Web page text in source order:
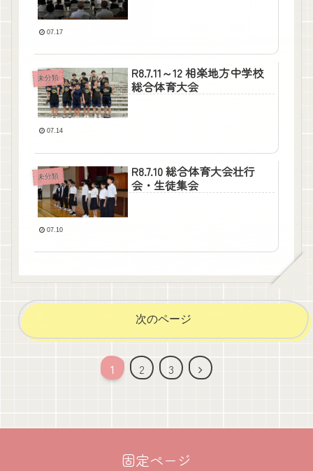
07.17
未分類
R8.7.11～12 相楽地方中学校
総合体育大会
07.14
未分類
R8.7.10 総合体育大会壮行
会・生徒集会
07.10
次のページ
1 2 3
次
固定ページ